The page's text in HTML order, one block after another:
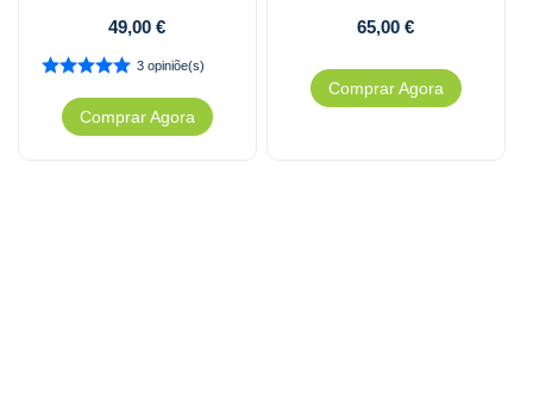
49,00€
3 opiniõe(s)
Comprar Agora
65,00€
Comprar Agora